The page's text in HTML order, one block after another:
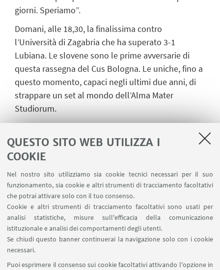
QUESTO SITO WEB UTILIZZA I
COOKIE
Nel nostro sito utilizziamo sia cookie tecnici necessari per il suo
funzionamento, sia cookie e altri strumenti di tracciamento facoltativi
che potrai attivare solo con il tuo consenso.
Cookie e altri strumenti di tracciamento facoltativi sono usati per
analisi statistiche, misure sull'efficacia della comunicazione
istituzionale e analisi dei comportamenti degli utenti.
Se chiudi questo banner continuerai la navigazione solo con i cookie
necessari.
Puoi esprimere il consenso sui cookie facoltativi attivando l'opzione in
giorni. Speriamo”.
Domani, alle 18,30, la finalissima contro
l’Università di Zagabria che ha superato 3-1
Lubiana. Le slovene sono le prime avversarie di
questa rassegna del Cus Bologna. Le uniche, fino a
questo momento, capaci negli ultimi due anni, di
strappare un set al mondo dell’Alma Mater
Studiorum.
Mason 8, Dalila Modestino 13, Matilde Giardi,
Blerona Tasholli, Mariaelena Aluigi, Sofia Migliorini,
Mazzon 13, Sofia Taiani, Giulia Galletti 5, Sophie
Andrea Blasi, Beatrice Bacchilega. All. Leonardo
Palladino. Vice: Ilaria Gaiani. Team manager: Serene
Vece.
Diretta Youtube Finale Volley